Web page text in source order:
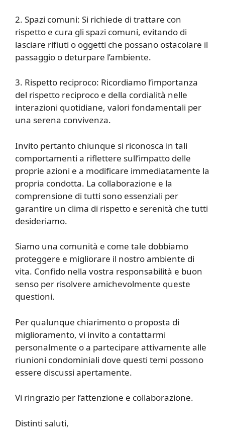
2. Spazi comuni: Si richiede di trattare con
rispetto e cura gli spazi comuni, evitando di
lasciare rifiuti o oggetti che possano ostacolare il
passaggio o deturpare l’ambiente.
3. Rispetto reciproco: Ricordiamo l’importanza
del rispetto reciproco e della cordialità nelle
interazioni quotidiane, valori fondamentali per
una serena convivenza.
Invito pertanto chiunque si riconosca in tali
comportamenti a riflettere sull’impatto delle
proprie azioni e a modificare immediatamente la
propria condotta. La collaborazione e la
comprensione di tutti sono essenziali per
garantire un clima di rispetto e serenità che tutti
desideriamo.
Siamo una comunità e come tale dobbiamo
proteggere e migliorare il nostro ambiente di
vita. Confido nella vostra responsabilità e buon
senso per risolvere amichevolmente queste
questioni.
Per qualunque chiarimento o proposta di
miglioramento, vi invito a contattarmi
personalmente o a partecipare attivamente alle
riunioni condominiali dove questi temi possono
essere discussi apertamente.
Vi ringrazio per l’attenzione e collaborazione.
Distinti saluti,